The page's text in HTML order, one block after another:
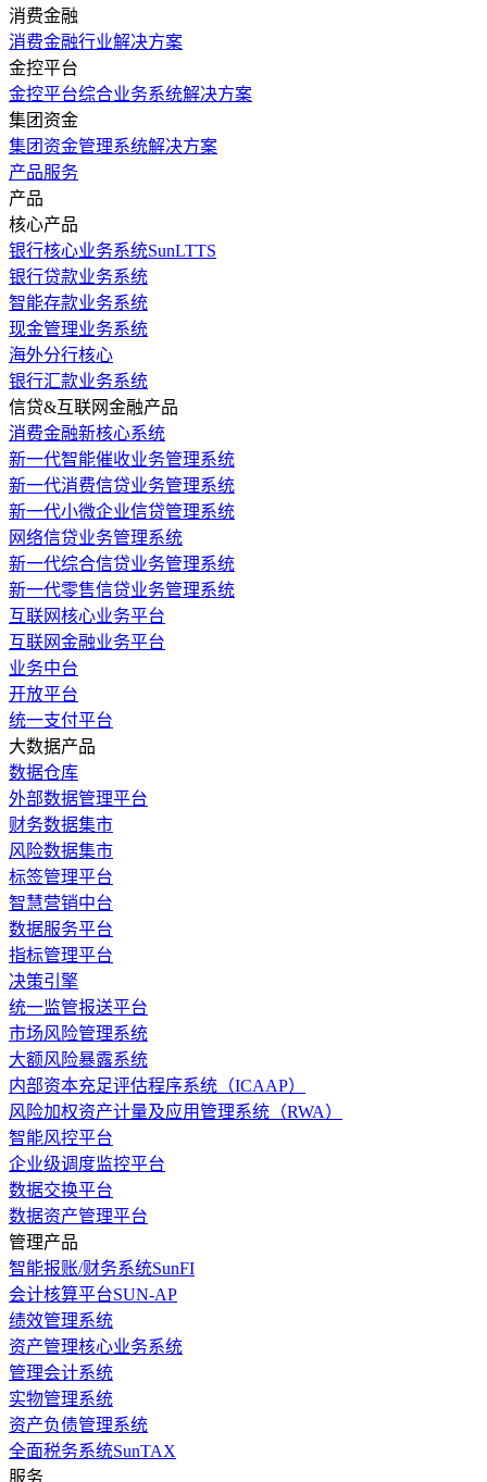
消费金融
消费金融行业解决方案
金控平台
金控平台综合业务系统解决方案
集团资金
集团资金管理系统解决方案
产品服务
产品
核心产品
银行核心业务系统SunLTTS
银行贷款业务系统
智能存款业务系统
现金管理业务系统
海外分行核心
银行汇款业务系统
信贷&互联网金融产品
消费金融新核心系统
新一代智能催收业务管理系统
新一代消费信贷业务管理系统
新一代小微企业信贷管理系统
网络信贷业务管理系统
新一代综合信贷业务管理系统
新一代零售信贷业务管理系统
互联网核心业务平台
互联网金融业务平台
业务中台
开放平台
统一支付平台
大数据产品
数据仓库
外部数据管理平台
财务数据集市
风险数据集市
标签管理平台
智慧营销中台
数据服务平台
指标管理平台
决策引擎
统一监管报送平台
市场风险管理系统
大额风险暴露系统
内部资本充足评估程序系统（ICAAP）
风险加权资产计量及应用管理系统（RWA）
智能风控平台
企业级调度监控平台
数据交换平台
数据资产管理平台
管理产品
智能报账/财务系统SunFI
会计核算平台SUN-AP
绩效管理系统
资产管理核心业务系统
管理会计系统
实物管理系统
资产负债管理系统
全面税务系统SunTAX
服务